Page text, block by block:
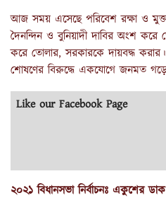
আজ সময় এসেছে পরিবেশ রক্ষা ও
দৈনন্দিন ও বুনিয়াদী দাবির অংশ
করে তোলার, সরকারকে দায়বদ্ধ
শোষণের বিরুদ্ধে একযোগে জনমত
Like our Facebook Page
২০২১ বিধানসভা নির্বাচনঃ একুশের